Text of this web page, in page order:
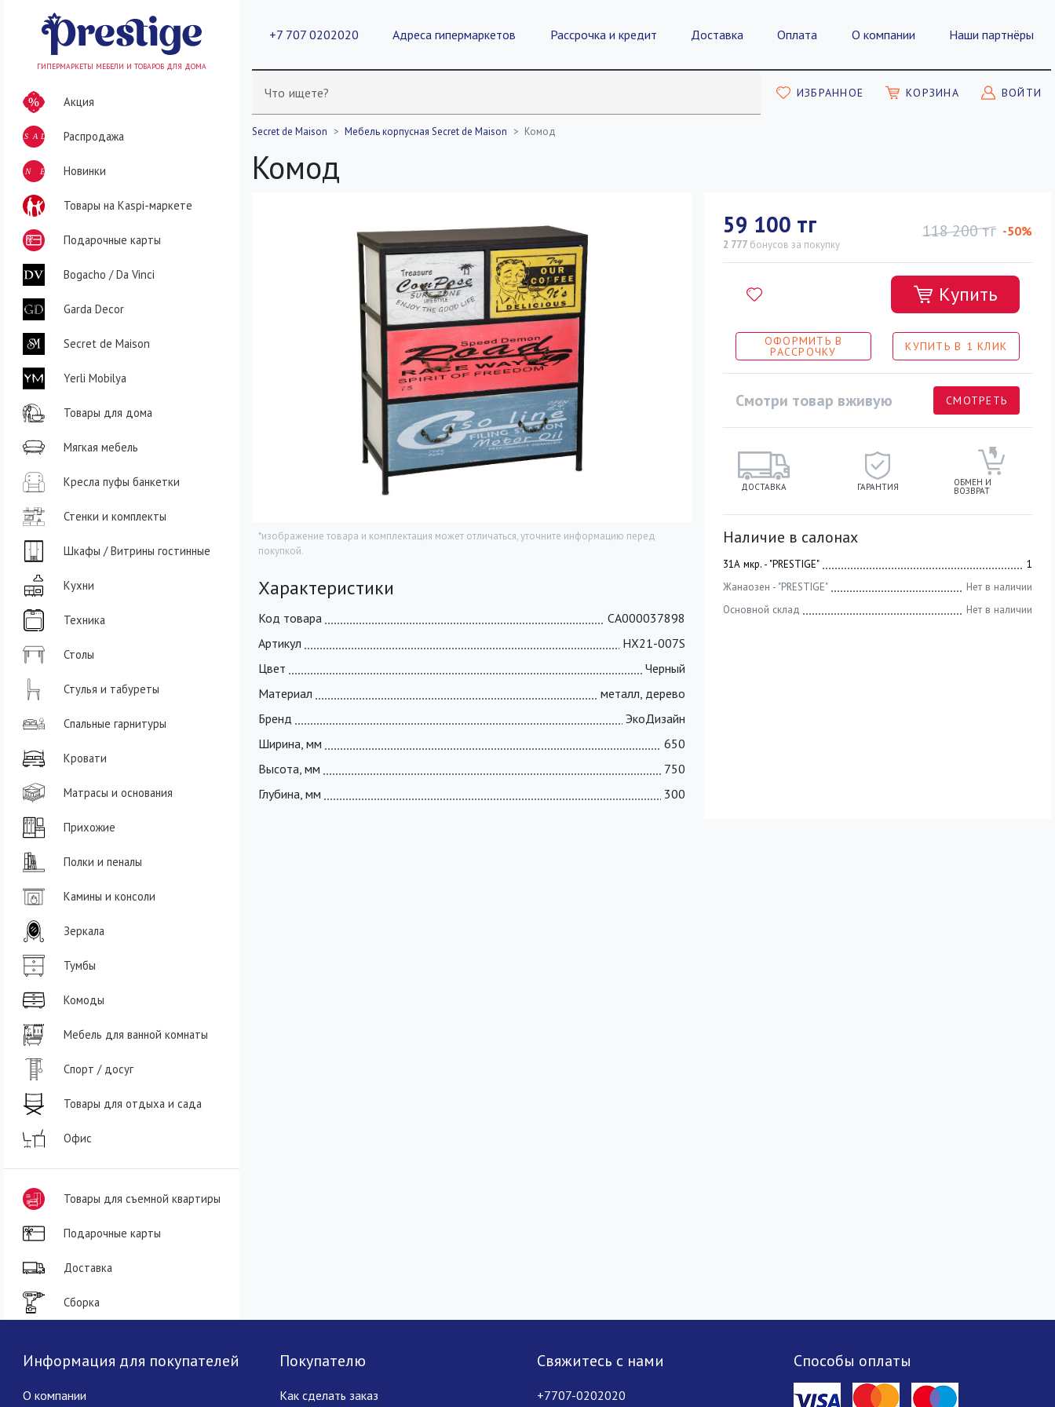
+7 707 0202020 Адреса гипермаркетов Рассрочка и кредит Доставка Оплата О компании Наши партнёры
Что ищете? ИЗБРАННОЕ КОРЗИНА ВОЙТИ
ГИПЕРМАРКЕТЫ МЕБЕЛИ И ТОВАРОВ ДЛЯ ДОМА
Акция
SALE Распродажа
NEWНовинки
Товары на Kaspi-маркете
Подарочные карты
Bogacho / Da Vinci
Garda Decor
Secret de Maison
Yerli Mobilya
Товары для дома
Мягкая мебель
Кресла пуфы банкетки
Стенки и комплекты
Шкафы / Витрины гостинные
Кухни
Техника
Столы
Стулья и табуреты
Спальные гарнитуры
Кровати
Матрасы и основания
Прихожие
Полки и пеналы
Камины и консоли
Зеркала
Тумбы
Комоды
Мебель для ванной комнаты
Спорт / досуг
Товары для отдыха и сада
Офис
Товары для съемной квартиры
Подарочные карты
Доставка
Сборка
Secret de Maison Мебель корпусная Secret de Maison Комод
Комод
*изображение товара и комплектация может отличаться, уточните информацию перед
покупкой.
59 100 тг
2 777 бонусов за покупку
118 200 тг -50%
Купить
ОФОРМИТЬ В
РАССРОЧКУ КУПИТЬ В 1 КЛИК
Смотри товар вживую СМОТРЕТЬ
ДОСТАВКА ГАРАНТИЯ ОБМЕН И
ВОЗВРАТ
Наличие в салонах
31А мкр. - "PRESTIGE"
1
Жанаозен - "PRESTIGE"
Нет в наличии
Основной склад
Нет в наличии
Характеристики
Код товара
СА000037898
Артикул
HX21-007S
Цвет
Черный
Материал
металл, дерево
Бренд
ЭкоДизайн
Ширина, мм
650
Высота, мм
750
Глубина, мм
300
Информация для покупателей
О компании
Покупателю
Как сделать заказ
Свяжитесь с нами
+7707-0202020
Способы оплаты